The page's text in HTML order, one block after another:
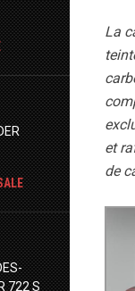
722 S
La
et
de